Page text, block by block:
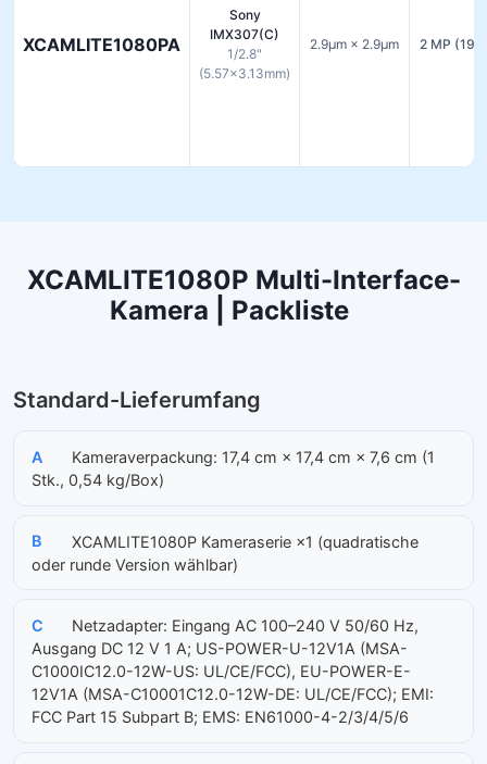
XCAMLITE1080PA
Sony
IMX307(C)
1/2.8"
(5.57×3.13mm)
2.9µm × 2.9µm 2 MP
XCAMLITE1080P Multi-Interface-
Kamera | Packliste
Standard-Lieferumfang
A
Kameraverpackung: 17,4 cm × 17,4 cm × 7,6 cm (1
Stk., 0,54 kg/Box)
B
XCAMLITE1080P Kameraserie ×1 (quadratische
oder runde Version wählbar)
C
Netzadapter: Eingang AC 100–240 V 50/60 Hz,
Ausgang DC 12 V 1 A; US-POWER-U-12V1A (MSA-
C1000IC12.0-12W-US: UL/CE/FCC), EU-POWER-E-
12V1A (MSA-C10001C12.0-12W-DE: UL/CE/FCC); EMI:
FCC Part 15 Subpart B; EMS: EN61000-4-2/3/4/5/6